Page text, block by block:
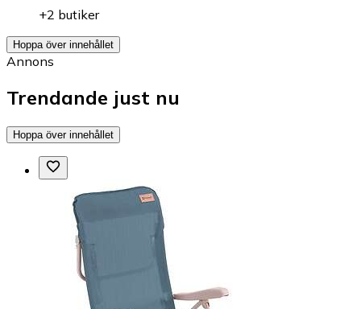
+2 butiker
Hoppa över innehållet
Annons
Trendande just nu
Hoppa över innehållet